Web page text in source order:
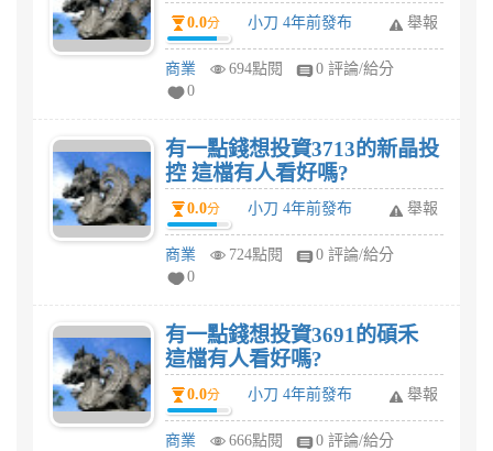
0.0分 小刀 4年前發布 舉報
商業 694點閱
0 評論/給分
0
有一點錢想投資3713的新晶投
控 這檔有人看好嗎?
0.0分 小刀 4年前發布 舉報
商業 724點閱
0 評論/給分
0
有一點錢想投資3691的碩禾
這檔有人看好嗎?
0.0分 小刀 4年前發布 舉報
商業 666點閱
0 評論/給分